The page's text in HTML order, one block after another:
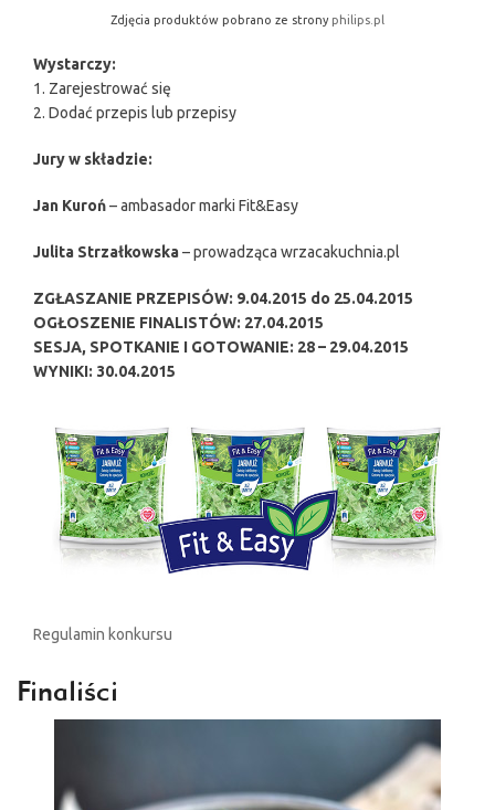
Zdjęcia produktów pobrano ze strony philips.pl
Wystarczy:
1. Zarejestrować się
2. Dodać przepis lub przepisy
Jury w składzie:
Jan Kuroń– ambasador marki Fit&Easy
Julita Strzałkowska– prowadząca wrzacakuchnia.pl
ZGŁASZANIE PRZEPISÓW: 9.04.2015 do 25.04.2015
OGŁOSZENIE FINALISTÓW: 27.04.2015
SESJA, SPOTKANIE I GOTOWANIE: 28 – 29.04.2015
WYNIKI: 30.04.2015
Regulamin konkursu
Finaliści